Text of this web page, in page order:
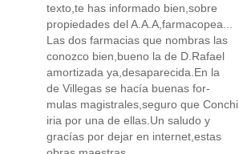
texto,te has informado bien,sobre
propiedades del A.A.A,farmacopea...
Las dos farmacias que nombras las
conozco bien,bueno la de D.Rafael
amortizada ya,desaparecida.En la
de Villegas se hacía buenas for-
mulas magistrales,seguro que Conchi
iria por una de ellas.Un saludo y
gracías por dejar en internet,estas